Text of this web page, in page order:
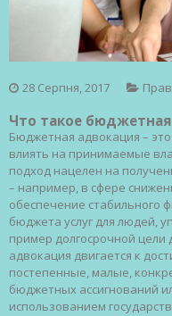
28 Серпня, 2017
Что такое
Бюджетная адвокация –
влиять на принимаемые
подход нацелен на
– например, в сфере
обеспечение стабильного
бюджета услуг для людей,
пример долгосрочной
адвокация двигается к
постепенные, малые,
бюджетных ассигнований
использованием